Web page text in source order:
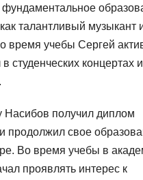
фундаментальное
талантливый музыкант
время учебы Сергей
студенческих концертах и
Насибов получил диплом
продолжил свое
Во время учебы в
проявлять интерес к